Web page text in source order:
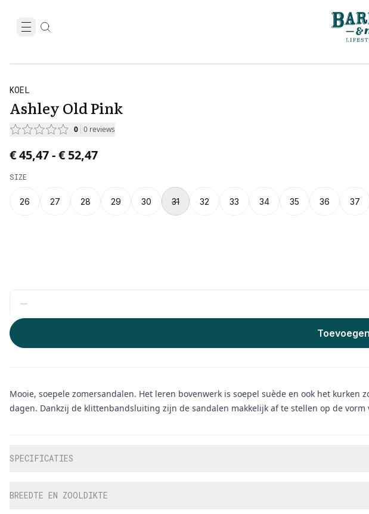
KOEL
Ashley Old Pink
0 0 reviews
Price from € 45,47 to € 52,47.
€ 45,47-€ 52,47
SIZE
26 27 28 29 30 31 32 33 34 35 36 37
Mooie, soepele zomersandalen. Het leren bovenwerk is soepel suède en ook het
dagen. Dankzij de klittenbandsluiting zijn de sandalen makkelijk af te stellen op de vorm
SPECIFICATIES
BREEDTE EN ZOOLDIKTE